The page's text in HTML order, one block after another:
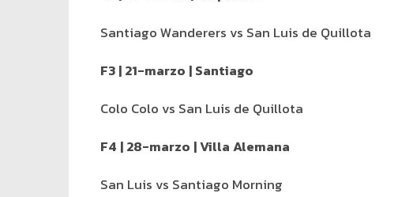
Santiago Wanderers vs San Luis de Quillota
F3 | 21-marzo | Santiago
Colo Colo vs San Luis de Quillota
F4 | 28-marzo | Villa Alemana
San Luis vs Santiago Morning